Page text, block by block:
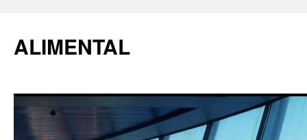
ALIMENTAL